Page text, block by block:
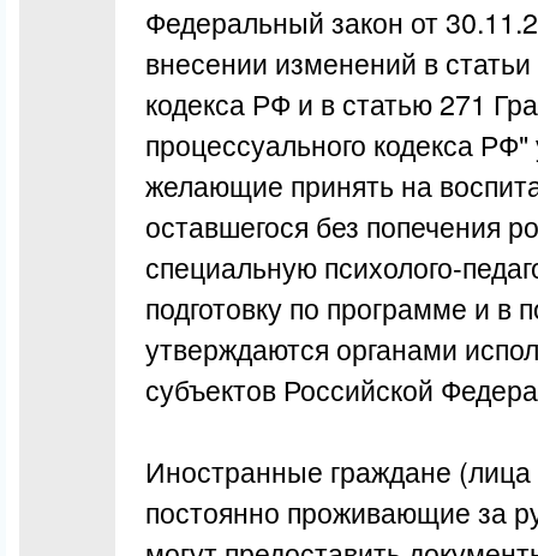
Федеральный закон от
внесении изменений в
кодекса РФ и в статью 271
процессуального кодекса
желающие принять на
оставшегося без попечения
специальную психолого-
подготовку по программе и в
утверждаются органами
субъектов Российской
Иностранные граждане (лица
постоянно проживающие за